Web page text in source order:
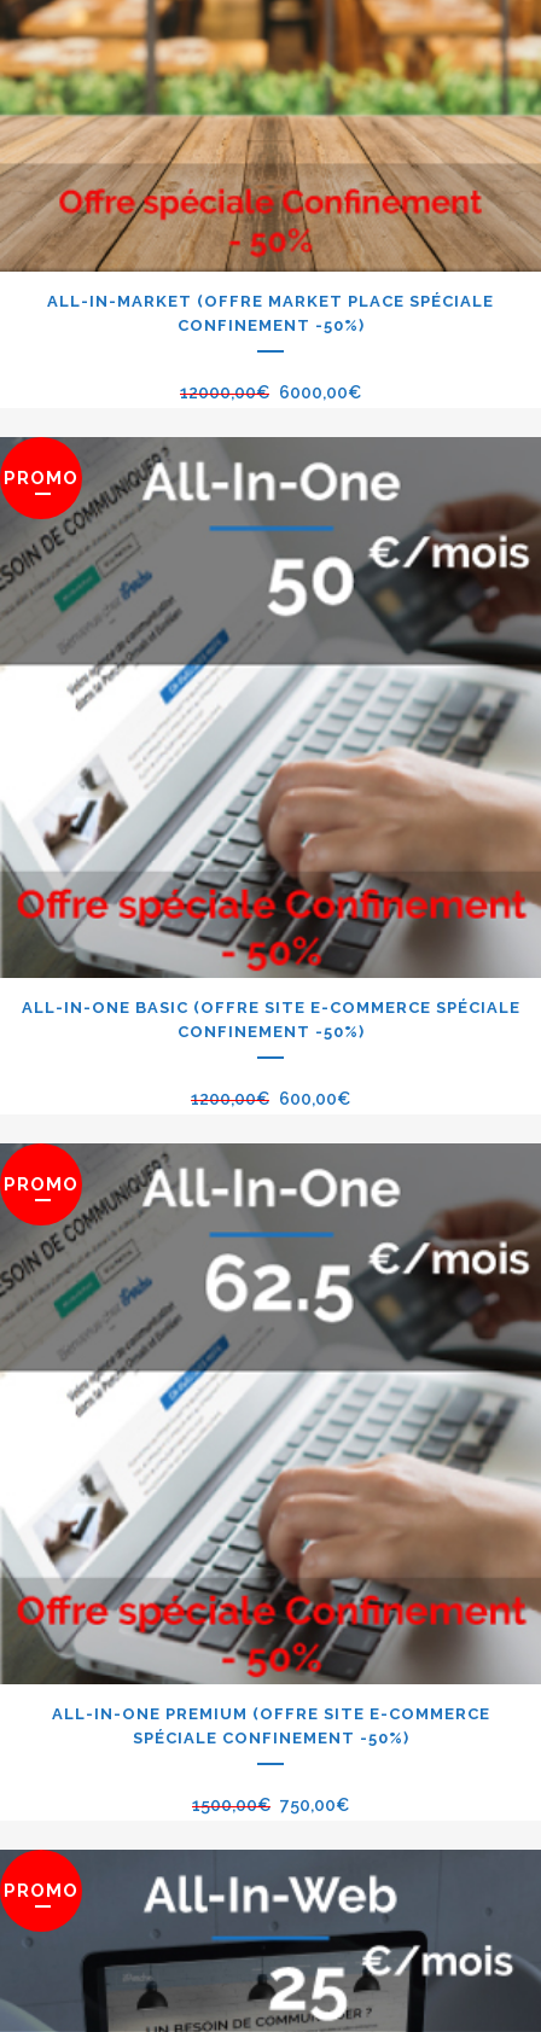
ALL-IN-MARKET (OFFRE MARKET PLACE SPÉCIALE
CONFINEMENT -50%)
12000,00€ 6000,00€
PROMO
ALL-IN-ONE BASIC (OFFRE SITE E-COMMERCE SPÉCIALE
CONFINEMENT -50%)
1200,00€ 600,00€
PROMO
ALL-IN-ONE PREMIUM (OFFRE SITE E-COMMERCE
SPÉCIALE CONFINEMENT -50%)
1500,00€ 750,00€
PROMO